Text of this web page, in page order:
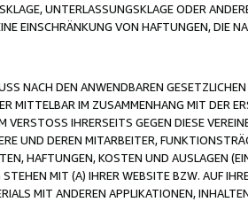
UNTERLASSUNGSKLAGE ODER
EINSCHRÄNKUNG VON HAFTUNGEN, DIE
NACH DEN ANWENDBAREN
MITTELBAR IM ZUSAMMENHANG MIT DER
VERSTOSS IHRERSEITS GEGEN DIESE
UND DEREN MITARBEITER,
HAFTUNGEN, KOSTEN UND AUSLAGEN
MIT (A) IHRER WEBSITE BZW. AUF
MIT ANDEREN APPLIKATIONEN,